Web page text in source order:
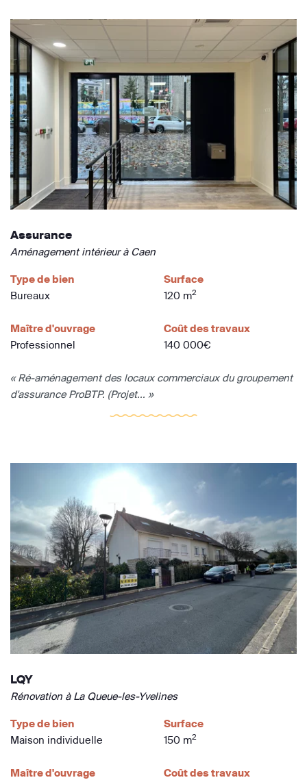
Assurance
Aménagement intérieur à Caen
Type de bien
Bureaux
Surface
120 m2
Maître d'ouvrage
Professionnel
Coût des travaux
140 000€
« Ré-aménagement des locaux commerciaux du groupement
d'assurance ProBTP. (Projet... »
LQY
Rénovation à La Queue-les-Yvelines
Type de bien
Maison individuelle
Surface
150 m2
Maître d'ouvrage
Coût des travaux